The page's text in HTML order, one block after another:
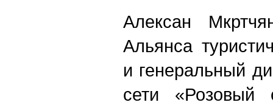
Алексан
Альянса
и генеральный
сети «Розовый